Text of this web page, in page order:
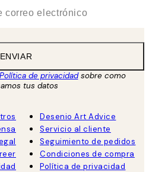
ENVIAR
Política de privacidadsobre como
tus datos
Desenio Art Advice
Servicio al cliente
Seguimiento de pedidos
Condiciones de compra
Política de privacidad